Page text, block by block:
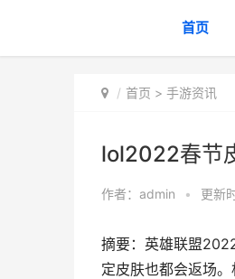
首页
首页 > 手游资讯
lol2022春节
作者： admin • 更新
摘要：英雄联盟
定皮肤也都会返场